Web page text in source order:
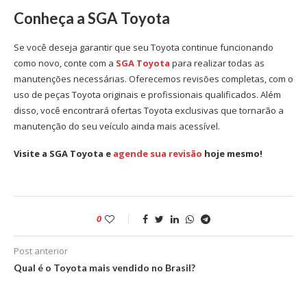
Conheça a SGA Toyota
Se você deseja garantir que seu Toyota continue funcionando
como novo, conte com a SGA Toyota para realizar todas as
manutenções necessárias. Oferecemos revisões completas, com o
uso de peças Toyota originais e profissionais qualificados. Além
disso, você encontrará ofertas Toyota exclusivas que tornarão a
manutenção do seu veículo ainda mais acessível.
Visite a SGA Toyota e agende sua revisão hoje mesmo!
0
Post anterior
Qual é o Toyota mais vendido no Brasil?